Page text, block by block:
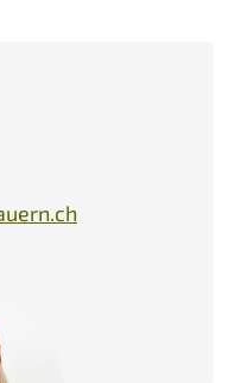
rn ch